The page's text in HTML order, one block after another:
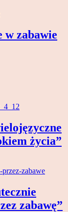
w zabawie
życia”
zabawę”